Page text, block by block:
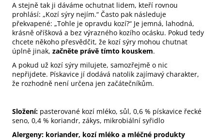
A stejně tak ji dáváme ochutnat lidem, kteří rovnou
prohlásí: „Kozí sýry nejím.“ Často pak následuje
překvapené: „Tohle je opravdu kozí?“ Je jemná, lahodná,
krásně oříšková a bez výrazného kozího ocásku. Pokud tedy
chcete někoho přesvědčit, že kozí sýry mohou chutnat
úplně jinak, začněte právě tímto kouskem.
A pokud už kozí sýry milujete, samozřejmě o nic
nepřijdete. Pískavice jí dodává natolik zajímavý charakter,
že rozhodně není určena jen začátečníkům.
Složení: pasterované kozí mléko, sůl, 0,6 % pískavice řecké
seno, 0,4 % koriandr, zákys, mikrobiální syřidlo
Alergeny: koriander, kozí mléko a mléčné produkty